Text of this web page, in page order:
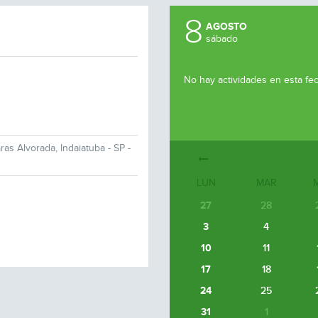
Alvorada, Indaiatuba - SP -
8 AGOSTO
sábado
No hay actividades en esta
LUN MAR
27 28
3
4
10
11
17
18
24
25
31
1